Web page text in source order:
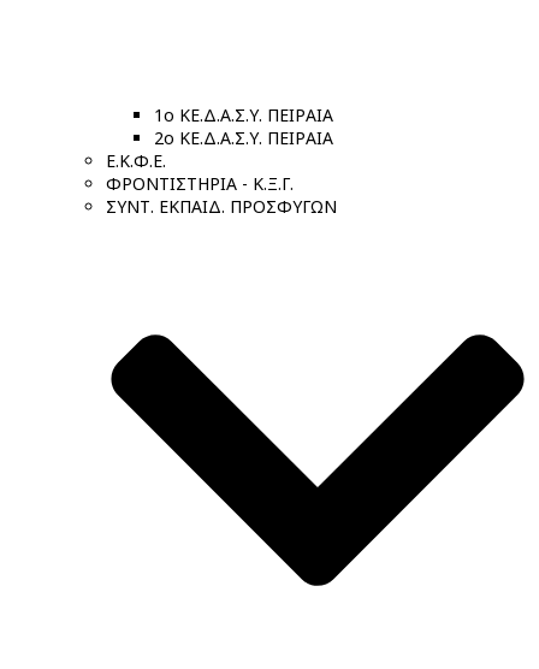
1ο ΚΕ.Δ.Α.Σ.Υ. ΠΕΙΡΑΙΑ
2ο ΚΕ.Δ.Α.Σ.Υ. ΠΕΙΡΑΙΑ
Ε.Κ.Φ.Ε.
ΦΡΟΝΤΙΣΤΗΡΙΑ - Κ.Ξ.Γ.
ΣΥΝΤ. ΕΚΠΑΙΔ. ΠΡΟΣΦΥΓΩΝ